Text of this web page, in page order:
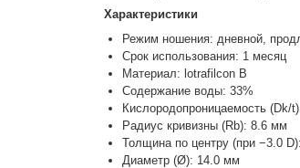
Характеристики
Режим ношения: дневной,
Срок использования: 1 месяц
Материал: lotrafilcon B
Содержание воды: 33%
Кислородопроницаемость (Dk/
Радиус кривизны (Rb): 8.6 мм
Толщина по центру (при −3.0
Диаметр (Ø): 14.0 мм